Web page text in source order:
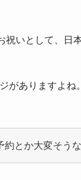
いとして、日
がありますよね。
約とか大変そう